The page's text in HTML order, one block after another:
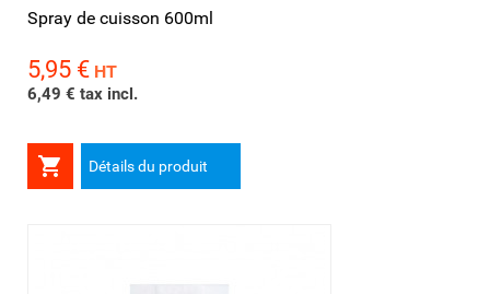
Spray de cuisson 600ml
Prix
5,95 € HT
6,49 € tax incl.
 Détails du produit